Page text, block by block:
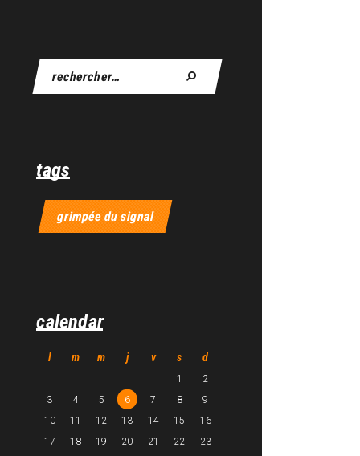
tags
grimpée du signal
calendar
l m m j v s d
1
2
3
4 5 6 7 8
9
10
11 12 13 14 15
16
17
18 19 20 21 22
23